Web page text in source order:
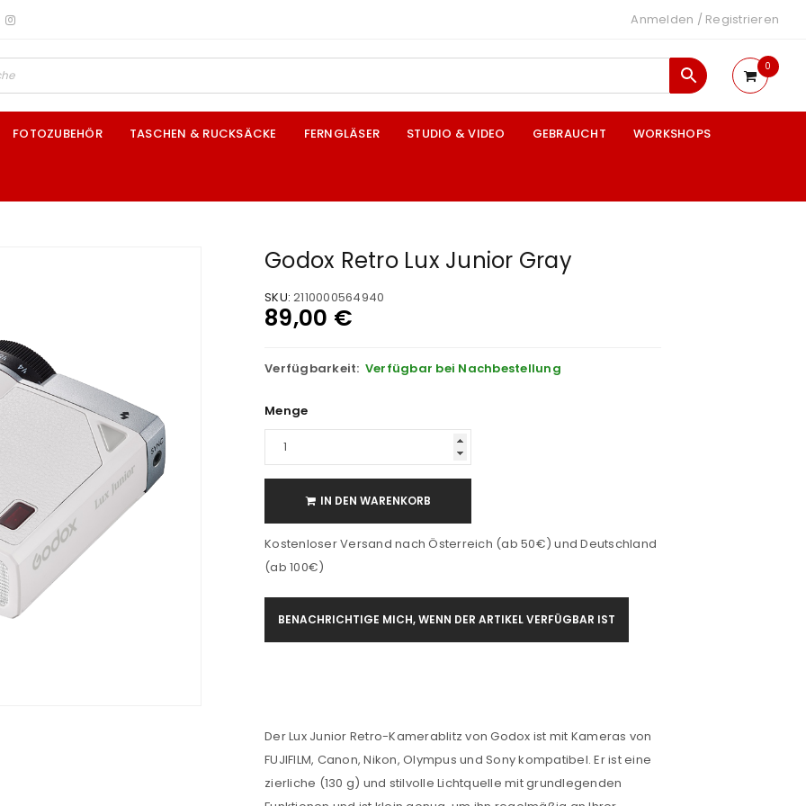
Anmelden / Registrieren
0
FOTOZUBEHÖR TASCHEN & RUCKSÄCKE FERNGLÄSER STUDIO & VIDEO GEBRAUCHT WORKSHOPS
Godox Retro Lux Junior Gray
SKU: 2110000564940
89,00 €
Verfügbarkeit: Verfügbar bei Nachbestellung
Menge
IN DEN WARENKORB
Kostenloser Versand nach Österreich (ab 50€) und Deutschland
(ab 100€)
BENACHRICHTIGE MICH, WENN DER ARTIKEL VERFÜGBAR IST
Der Lux Junior Retro-Kamerablitz von Godox ist mit Kameras von
FUJIFILM, Canon, Nikon, Olympus und Sony kompatibel. Er ist eine
zierliche (130 g) und stilvolle Lichtquelle mit grundlegenden